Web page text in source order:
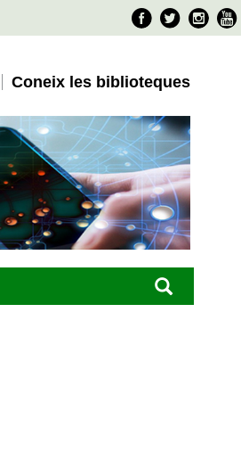
Twitter
Coneix les biblioteques